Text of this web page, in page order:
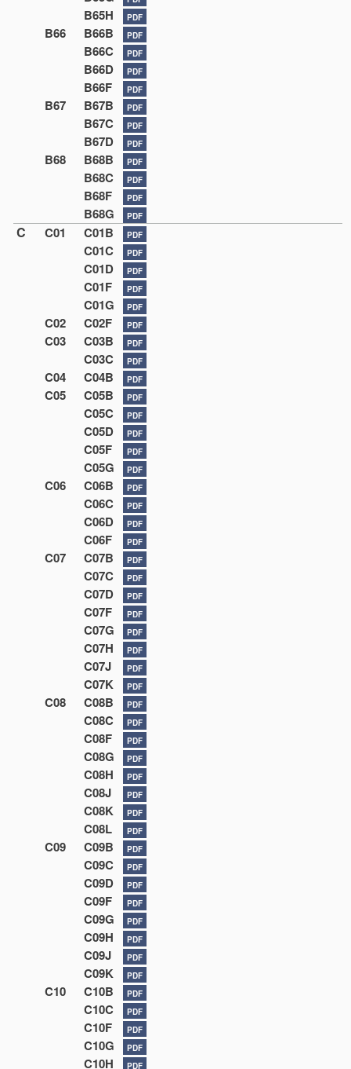
B65H PDF
B66 B66B PDF
B66C PDF
B66D PDF
B66F PDF
B67 B67B PDF
B67C PDF
B67D PDF
B68 B68B PDF
B68C PDF
B68F PDF
B68G PDF
C C01 C01B PDF
C01C PDF
C01D PDF
C01F PDF
C01G PDF
C02 C02F PDF
C03 C03B PDF
C03C PDF
C04 C04B PDF
C05 C05B PDF
C05C PDF
C05D PDF
C05F PDF
C05G PDF
C06 C06B PDF
C06C PDF
C06D PDF
C06F PDF
C07 C07B PDF
C07C PDF
C07D PDF
C07F PDF
C07G PDF
C07H PDF
C07J PDF
C07K PDF
C08 C08B PDF
C08C PDF
C08F PDF
C08G PDF
C08H PDF
C08J PDF
C08K PDF
C08L PDF
C09 C09B PDF
C09C PDF
C09D PDF
C09F PDF
C09G PDF
C09H PDF
C09J PDF
C09K PDF
C10 C10B PDF
C10C PDF
C10F PDF
C10G PDF
C10H PDF